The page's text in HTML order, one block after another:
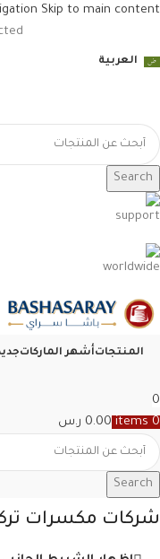
Skip to main content
العربية
Search
المنتجاتأشهر الماركات
0
0
items
0.00 ر.س
Search
شركات مكسرات